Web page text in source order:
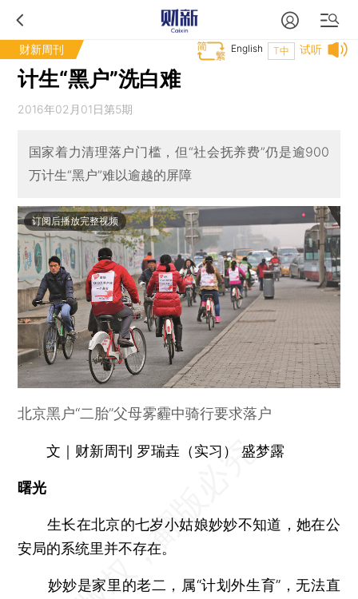
财新周刊 试听
T中
English
计生“黑户”洗白难
2016年02月01日第5期
国家着力清理落户门槛，但“社会抚养费”仍是逾900
万计生“黑户”难以逾越的屏障
订阅后播放完整视频
北京黑户“二胎”父母雾霾中骑行要求落户
文｜财新周刊 罗瑞垚（实习） 盛梦露
曙光
生长在北京的七岁小姑娘妙妙不知道，她在公
安局的系统里并不存在。
妙妙是家里的老二，属“计划外生育”，无法直